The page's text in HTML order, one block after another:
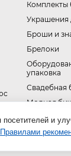
Комплекты
Украшения
Броши и
Брелоки
упаковка
Свадебная
Модная
и
Правилами